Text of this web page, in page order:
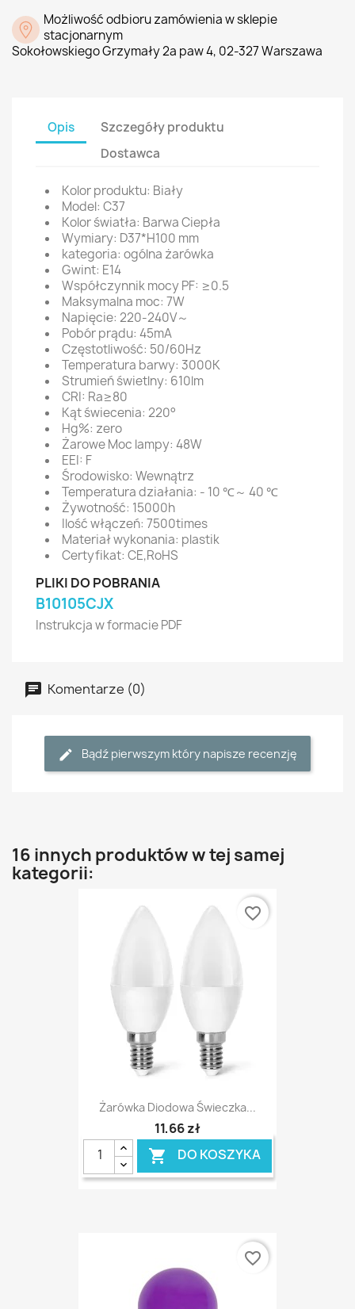
Możliwość odbioru zamówienia w sklepie
stacjonarnym
Sokołowskiego Grzymały 2a paw 4, 02-327 Warszawa
Opis
Szczegóły produktu
Dostawca
Kolor produktu: Biały
Model: C37
Kolor światła: Barwa Ciepła
Wymiary: D37*H100 mm
kategoria: ogólna żarówka
Gwint: E14
Współczynnik mocy PF: ≥0.5
Maksymalna moc: 7W
Napięcie: 220-240V～
Pobór prądu: 45mA
Częstotliwość: 50/60Hz
Temperatura barwy: 3000K
Strumień świetlny: 610lm
CRI: Ra≥80
Kąt świecenia: 220°
Hg%: zero
Żarowe Moc lampy: 48W
EEI: F
Środowisko: Wewnątrz
Temperatura działania: - 10 ℃～ 40 ℃
Żywotność: 15000h
Ilość włączeń: 7500times
Materiał wykonania: plastik
Certyfikat: CE,RoHS
PLIKI DO POBRANIA
B10105CJX
Instrukcja w formacie PDF
Komentarze (0)
Bądź pierwszym który napisze recenzję
16 innych produktów w tej samej
kategorii:
Żarówka Diodowa Świeczka...
11,66 zł
 DO KOSZYKA
favorite_border
favorite_border